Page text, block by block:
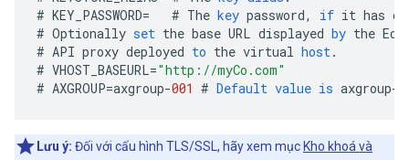
# KEY_PASSWORD= # The key password, if it has
# Optionally set the base URL displayed by the
# API proxy deployed to the virtual host.
# VHOST_BASEURL="http://myCo.com"
# AXGROUP=axgroup-001 # Default value is axgroup-
Lưu ý: Đối với cấu hình TLS/SSL, hãy xem mục Kho khoá và